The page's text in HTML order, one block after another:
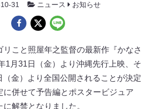
31 ニュース お知らせ
リこと照屋年之監督の最新作『かなさ
1月31日（金）より沖縄先行上映、そ
（金）より全国公開されることが決定
に併せて予告編とポスタービジュア
解禁となりました。